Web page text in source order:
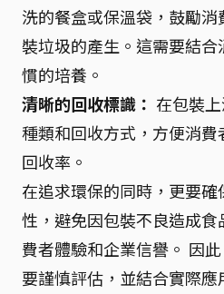
洗的餐盒或保溫袋，鼓勵
裝垃圾的產生。這需要結
慣的培養。
清晰的回收標識： 在包裝
種類和回收方式，方便消
回收率。
在追求環保的同時，更要
性，避免因包裝不良造成
費者體驗和企業信譽。 因
要謹慎評估，並結合實際